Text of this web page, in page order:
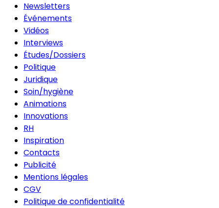
Newsletters
Événements
Vidéos
Interviews
Études/Dossiers
Politique
Juridique
Soin/hygiène
Animations
Innovations
RH
Inspiration
Contacts
Publicité
Mentions légales
CGV
Politique de confidentialité